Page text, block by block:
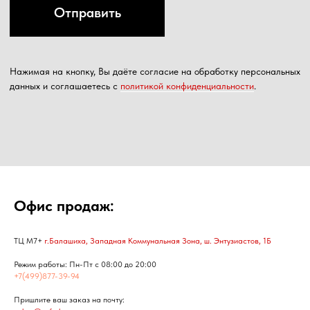
Офис продаж:
ТЦ М7+ г.Балашиха, Западная Коммунальная Зона, ш. Энтузиастов, 1Б
Режим работы: Пн-Пт с 08:00 до 20:00
+7(499)877-39-94
Пришлите ваш заказ на почту: